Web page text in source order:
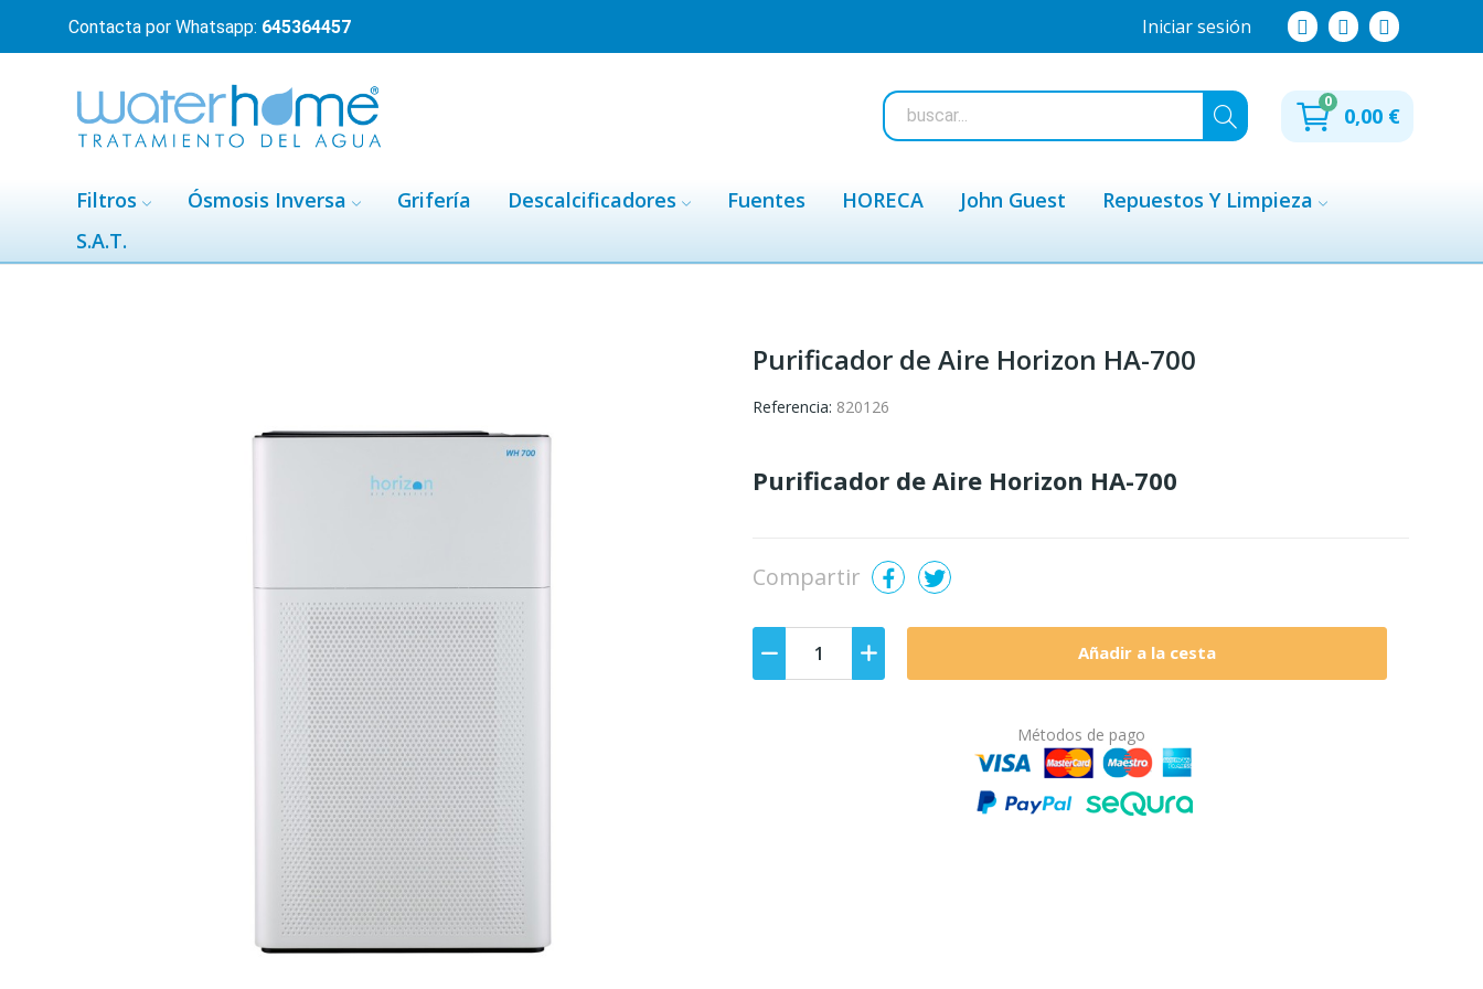
Contacta por Whatsapp: 645364457 Iniciar sesión
0,00 €
0
Filtros Ósmosis Inversa Grifería Descalcificadores Fuentes HORECA John Guest
Repuestos Y Limpieza
S.A.T.
Purificador de Aire Horizon HA-700
Referencia: 820126
Purificador de Aire Horizon HA-700
Compartir
Añadir a la cesta
Métodos de pago